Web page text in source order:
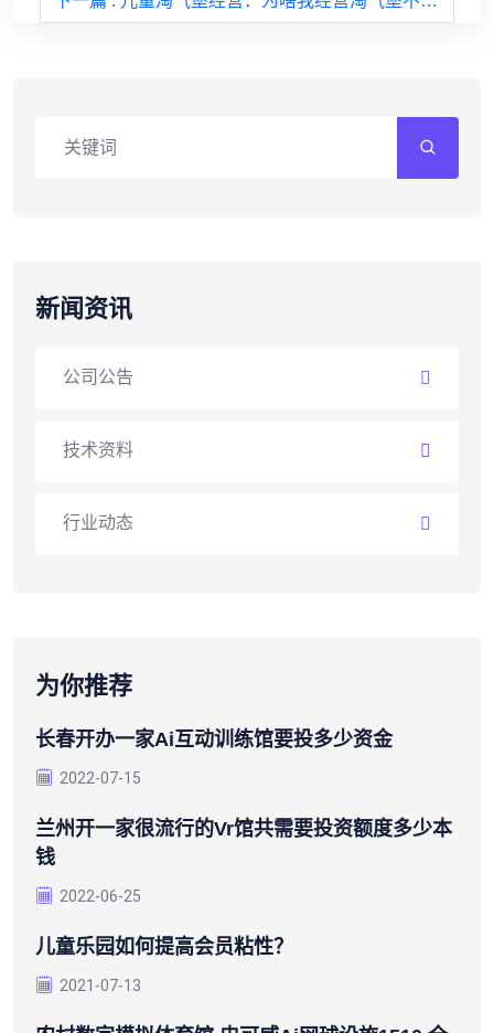
新闻资讯
公司公告
技术资料
行业动态
为你推荐
长春开办一家ai互动训练馆要投多少资金
2022-07-15
兰州开一家很流行的vr馆共需要投资额度多少本
钱
2022-06-25
儿童乐园如何提高会员粘性？
2021-07-13